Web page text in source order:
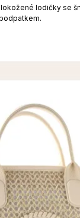
lodičky se